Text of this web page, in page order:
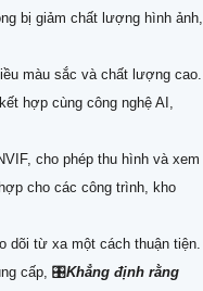
bị giảm chất lượng hình ảnh,
màu sắc và chất lượng cao.
hợp cùng công nghệ AI,
cho phép thu hình và xem
cho các công trình, kho
dõi từ xa một cách thuận tiện.
cấp, 🎛Khẳng định rằng